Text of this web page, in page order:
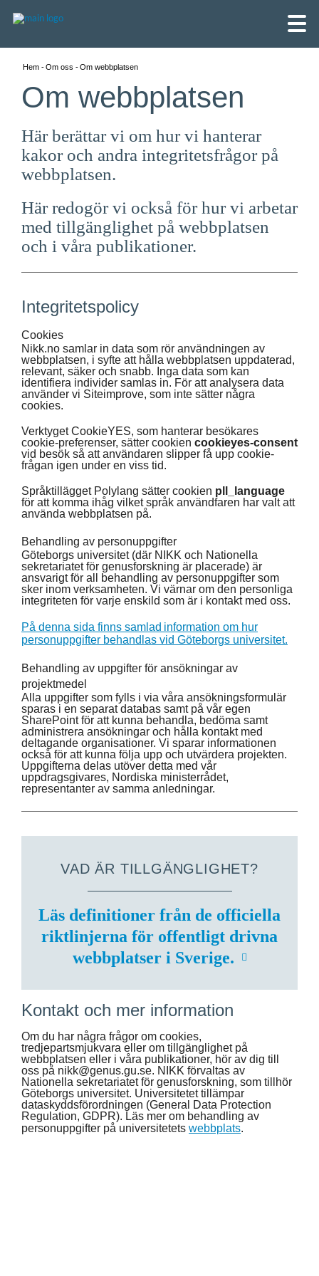
English
Skandinaviska
Suomi
Íslenska
Hem Om oss Om webbplatsen
Om webbplatsen
Här berättar vi om hur vi hanterar
kakor och andra integritetsfrågor på
webbplatsen.
Här redogör vi också för hur vi arbetar
med tillgänglighet på webbplatsen
och i våra publikationer.
Integritetspolicy
Cookies
Nikk.no samlar in data som rör användningen av
webbplatsen, i syfte att hålla webbplatsen uppdaterad,
relevant, säker och snabb. Inga data som kan
identifiera individer samlas in. För att analysera data
använder vi Siteimprove, som inte sätter några
cookies.
Verktyget CookieYES, som hanterar besökares
cookie-preferenser, sätter cookien cookieyes-consent
vid besök så att användaren slipper få upp cookie-
frågan igen under en viss tid.
Språktillägget Polylang sätter cookien pll_language
för att komma ihåg vilket språk användfaren har valt att
använda webbplatsen på.
Behandling av personuppgifter
Göteborgs universitet (där NIKK och Nationella
sekretariatet för genusforskning är placerade) är
ansvarigt för all behandling av personuppgifter som
sker inom verksamheten. Vi värnar om den personliga
integriteten för varje enskild som är i kontakt med oss.
På denna sida finns samlad information om hur
personuppgifter behandlas vid Göteborgs universitet.
Behandling av uppgifter för ansökningar av
projektmedel
Alla uppgifter som fylls i via våra ansökningsformulär
sparas i en separat databas samt på vår egen
SharePoint för att kunna behandla, bedöma samt
administrera ansökningar och hålla kontakt med
deltagande organisationer. Vi sparar informationen
också för att kunna följa upp och utvärdera projekten.
Uppgifterna delas utöver detta med vår
uppdragsgivares, Nordiska ministerrådet,
representanter av samma anledningar.
VAD ÄR TILLGÄNGLIGHET?
Läs definitioner från de officiella
riktlinjerna för offentligt drivna
webbplatser i Sverige.
Kontakt och mer information
Om du har några frågor om cookies,
tredjepartsmjukvara eller om tillgänglighet på
webbplatsen eller i våra publikationer, hör av dig till
oss på nikk@genus.gu.se. NIKK förvaltas av
Nationella sekretariatet för genusforskning, som tillhör
Göteborgs universitet. Universitetet tillämpar
dataskyddsförordningen (General Data Protection
Regulation, GDPR). Läs mer om behandling av
personuppgifter på universitetets webbplats.